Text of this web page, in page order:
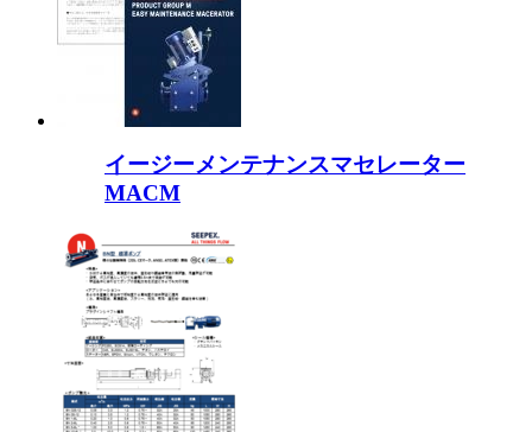
イージーメンテナンスマセレーター
MACM